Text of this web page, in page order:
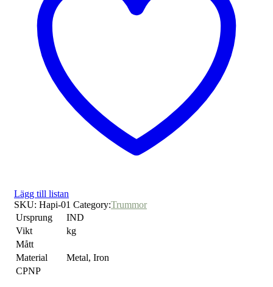
Lägg till listan
SKU: Hapi-01 Category:Trummor
Ursprung
IND
Vikt
kg
Mått
Material
Metal, Iron
CPNP